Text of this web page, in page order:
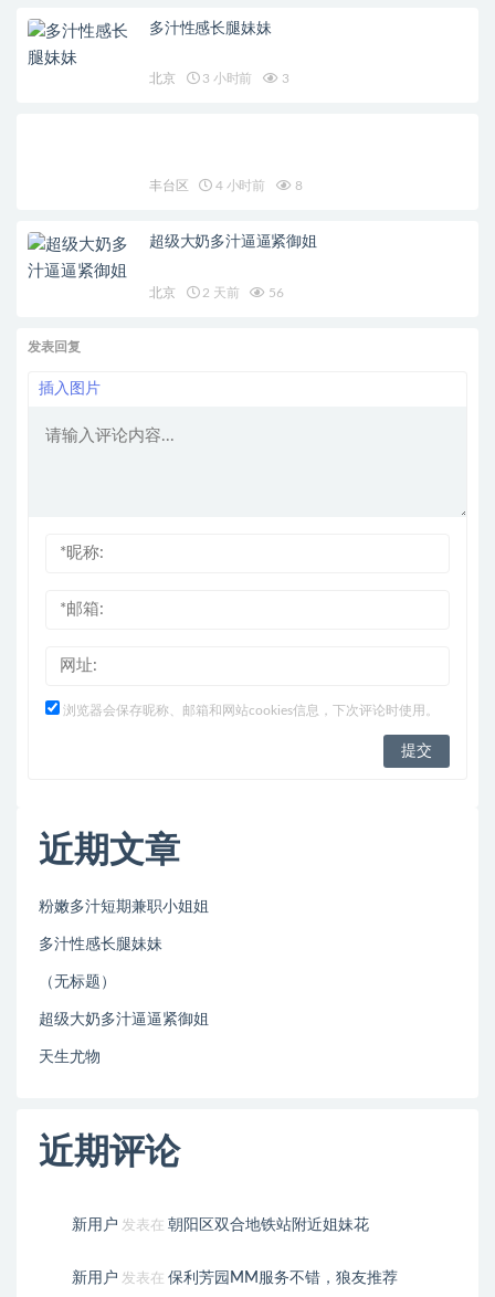
多汁性感长腿妹妹
北京 3 小时前 3
丰台区 4 小时前 8
超级大奶多汁逼逼紧御姐
北京 2 天前 56
发表回复
插入图片
浏览器会保存昵称、邮箱和网站cookies信息，下次评论时使用。
近期文章
粉嫩多汁短期兼职小姐姐
多汁性感长腿妹妹
（无标题）
超级大奶多汁逼逼紧御姐
天生尤物
近期评论
新用户 发表在 朝阳区双合地铁站附近姐妹花
新用户 发表在 保利芳园MM服务不错，狼友推荐